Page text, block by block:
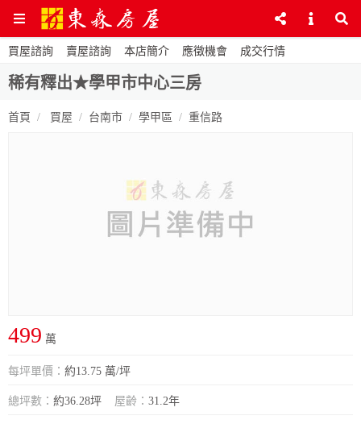
買屋諮詢 賣屋諮詢 本店簡介 應徵機會 成交行情
稀有釋出★學甲市中心三房
首頁 買屋 台南市 學甲區 重信路
499 萬
每坪單價： 約13.75 萬/坪
總坪數： 約36.28坪 屋齡： 31.2年